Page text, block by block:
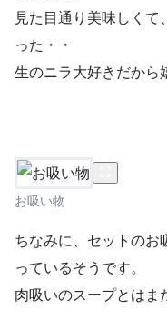
見た目通り美味しくて
った・・
生のニラ大好きだから
お吸い物
ちなみに、セットのお
っているそうです。
肉吸いのスープとはま